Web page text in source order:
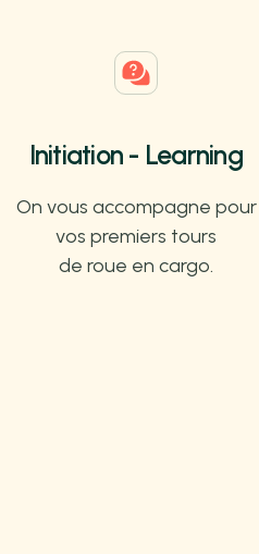
Initiation - Learning
On vous accompagne pour
vos premiers tours
de roue en cargo.